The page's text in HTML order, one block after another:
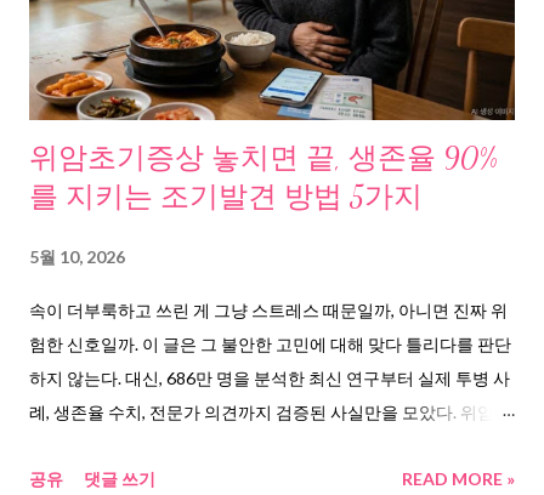
이 중년 몸속에서 벌어지는 일 중년의 몸에서 가장 먼저 무너지는
곳은 혈관이다. 서울대학교병원 의학정보 에 따르면, 동맥경화는
혈관 중간층에 퇴행성 변화가 일어나 탄성이 줄어드는 노화 현상
이다. 여기에 고혈압, 고지혈증, 흡연, 비만이 겹치면 혈관은 더 빠
르게 좁아진다. 원인은 결국 산화 스트레스다. 활성산소가 세포를
공격하고, 혈관 내벽을 손상시키고, 염증을 만든다. 이 산화 스트레
스를 억제하는 대표적 물질이 바로 토마토의 라이코펜이다. 분당
서울대학교병원 건강정보 에서도 “토마토의 라이코펜은 활성산소
있다. 연구자료가 말하는 것들, 숫자로 확인된 사실만 정리했다 여
러 기관의 연구 결과를 취합해보니, 흥미로운 패턴이 발견됐다. 이
란 이스파한대학 연구팀 이 국제학술지에 발표한 메타 분석 결과,
라이코펜 섭취가 암 발생...
위암초기증상 놓치면 끝, 생존율 90%
를 지키는 조기발견 방법 5가지
5월 10, 2026
속이 더부룩하고 쓰린 게 그냥 스트레스 때문일까, 아니면 진짜 위
험한 신호일까. 이 글은 그 불안한 고민에 대해 맞다 틀리다를 판단
하지 않는다. 대신, 686만 명을 분석한 최신 연구부터 실제 투병 사
례, 생존율 수치, 전문가 의견까지 검증된 사실만을 모았다. 위암초
지, 그리고 생존율 90%와 10%를 가르는 단 하나의 차이가 무엇인
공유 댓글 쓰기 READ MORE »